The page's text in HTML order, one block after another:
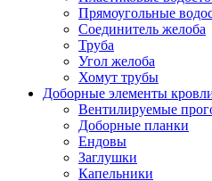
Прямоугольные
Соединитель желоба
Труба
Угол желоба
Хомут трубы
Доборные элементы
Вентилируемые
Доборные планки
Ендовы
Заглушки
Капельники